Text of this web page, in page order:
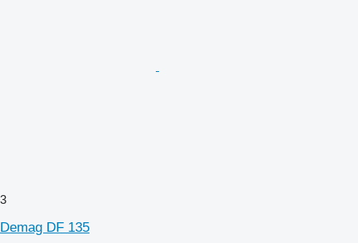
3
Demag DF 135